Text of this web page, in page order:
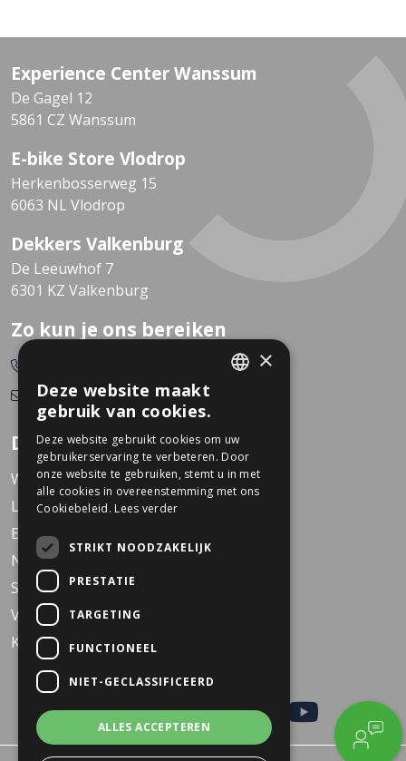
Experience Center Wanssum
De Gagel 12
5861 CZ Wanssum
E-bike Store Vlodrop
Herkenbosserweg 15
6063 NL Vlodrop
Dekkers Valkenburg
De Leeuwhof 7
6301 KZ Valkenburg
Zo kun je ons bereiken
info@dekkerstweewielers.nl
Dekkers Tweewielers
Werken bij Dekkers
Locaties
Events
Nieuws
Service
Veelgestelde vragen
KARO Solid schoolfiets
×
Deze website maakt
gebruik van cookies.
Deze website gebruikt cookies om uw
gebruikerservaring te verbeteren. Door
onze website te gebruiken, stemt u in met
alle cookies in overeenstemming met ons
Cookiebeleid. Lees verder
STRIKT NOODZAKELIJK
PRESTATIE
TARGETING
FUNCTIONEEL
NIET-GECLASSIFICEERD
ALLES ACCEPTEREN